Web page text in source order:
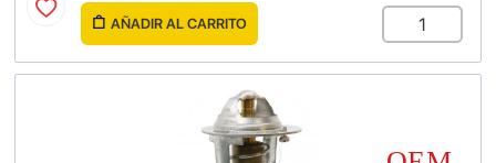
AÑADIR AL CARRITO